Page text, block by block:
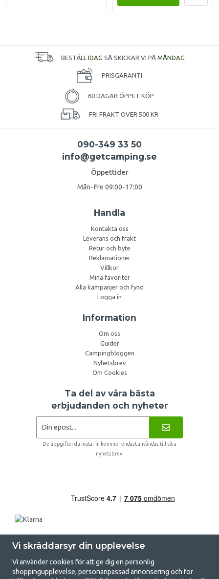
BESTÄLL IDAG SÅ SKICKAR VI PÅ MÅNDAG
PRISGARANTI
60 DAGAR ÖPPET KÖP
FRI FRAKT ÖVER 500 KR
090-349 33 50
info@getcamping.se
Öppettider
Mån-Fre 09:00-17:00
Handla
Kontakta oss
Leverans och frakt
Retur och byte
Reklamationer
Villkor
Mina favoriter
Alla kampanjer och fynd
Logga in
Information
Om oss
Guider
Campingbloggen
Nyhetsbrev
Om Cookies
Ta del av våra bästa
erbjudanden och nyheter
De uppgifter du matar in kommer endast användas till våra
nyhetsbrev.
Vi skräddarsyr din upplevelse
Vi använder cookies för att ge dig en personlig
shoppingupplevelse, personanpassad annonsering och för